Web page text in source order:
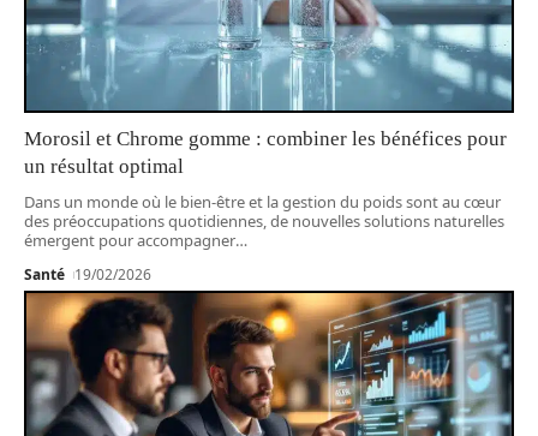
Morosil et Chrome gomme : combiner les bénéfices pour
un résultat optimal
Dans un monde où le bien-être et la gestion du poids sont au cœur
des préoccupations quotidiennes, de nouvelles solutions naturelles
émergent pour accompagner…
Santé 19/02/2026